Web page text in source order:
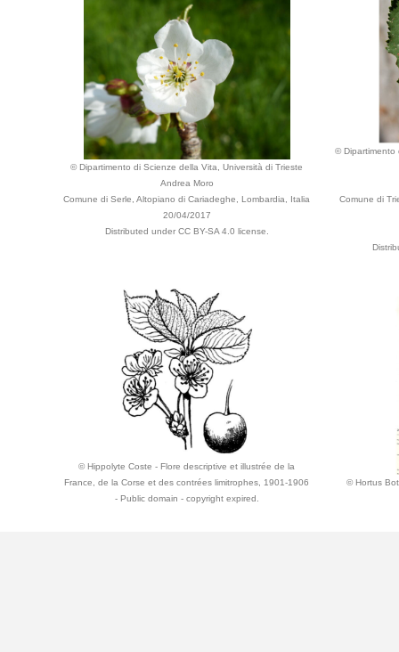
© Dipartimento di Scienze della Vita, Università di Trieste
Andrea Moro
Comune di Serle, Altopiano di Cariadeghe, Lombardia, Italia
20/04/2017
Distributed under CC BY-SA 4.0 license.
© Dipartimento
Comune di
© Hippolyte Coste - Flore descriptive et illustrée de la
France, de la Corse et des contrées limitrophes, 1901-1906
- Public domain - copyright expired.
© Hortus